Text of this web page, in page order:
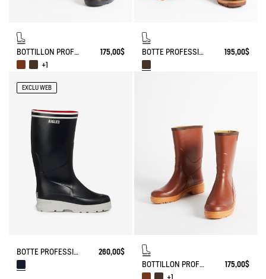
BOTTILLON PROFESSIONNEL BISON
175,00$
+1
BOTTE PROFESSIONNELLE TANCAR RENFORT KEVLAR 195,00$
EXCLU WEB
BOTTE PROFESSIONNELLE MARITIME NAVIRA DOUBLÉE NEOMESH
260,00$
BOTTILLON PROFESSIONNEL BISON
175,00$